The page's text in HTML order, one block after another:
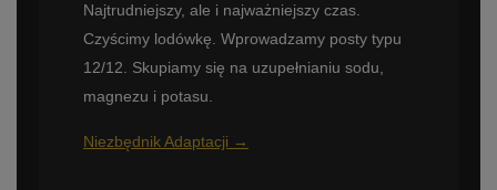
Najtrudniejszy, ale i najważniejszy czas.
Czyścimy lodówkę. Wprowadzamy posty typu
12/12. Skupiamy się na uzupełnianiu sodu,
magnezu i potasu.
Niezbędnik Adaptacji →